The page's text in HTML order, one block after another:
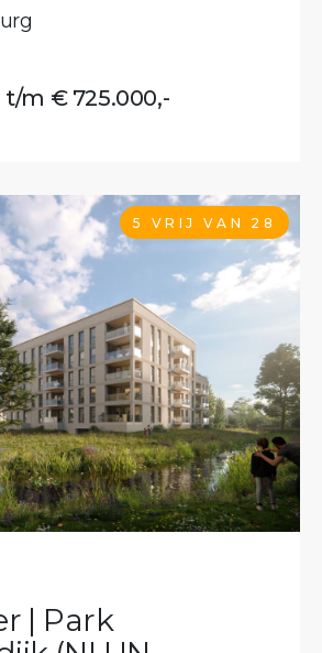
t/m € 725.000,-
5 VRIJ VAN 28
| Park